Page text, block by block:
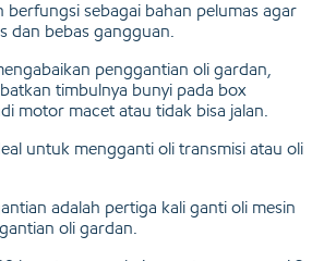
berfungsi sebagai bahan pelumas agar
dan bebas gangguan.
penggantian oli gardan,
timbulnya bunyi pada box
motor macet atau tidak bisa jalan.
untuk mengganti oli transmisi atau oli
adalah pertiga kali ganti oli mesin
oli gardan.